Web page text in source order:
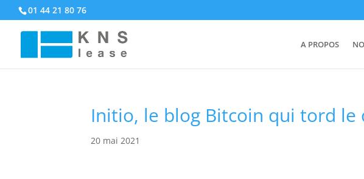
01 44 21 80 76
A PROPOS
Initio, le blog Bitcoin qui tord le
20 mai 2021